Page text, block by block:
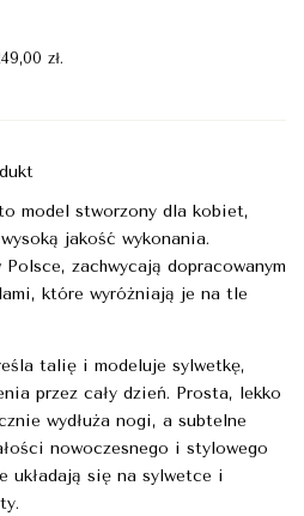
zł.
model stworzony dla kobiet,
jakość wykonania.
zachwycają dopracowanym
które wyróżniają je na tle
talię i modeluje sylwetkę,
przez cały dzień. Prosta, lekko
wydłuża nogi, a subtelne
nowoczesnego i stylowego
układają się na sylwetce i